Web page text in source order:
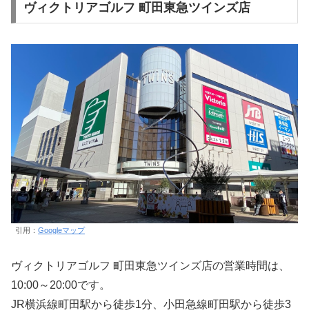
ヴィクトリアゴルフ 町田東急ツインズ店
引用： Googleマップ
ヴィクトリアゴルフ 町田東急ツインズ店の営業時間は、
10:00～20:00です。
JR横浜線町田駅から徒歩1分、小田急線町田駅から徒歩3